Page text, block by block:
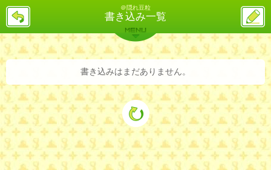
＠隠れ豆粒
書き込み一覧
戻
ス
投
稿
バックナンバー 詳細検索 ランキング
MENU
書き込みはまだありません。